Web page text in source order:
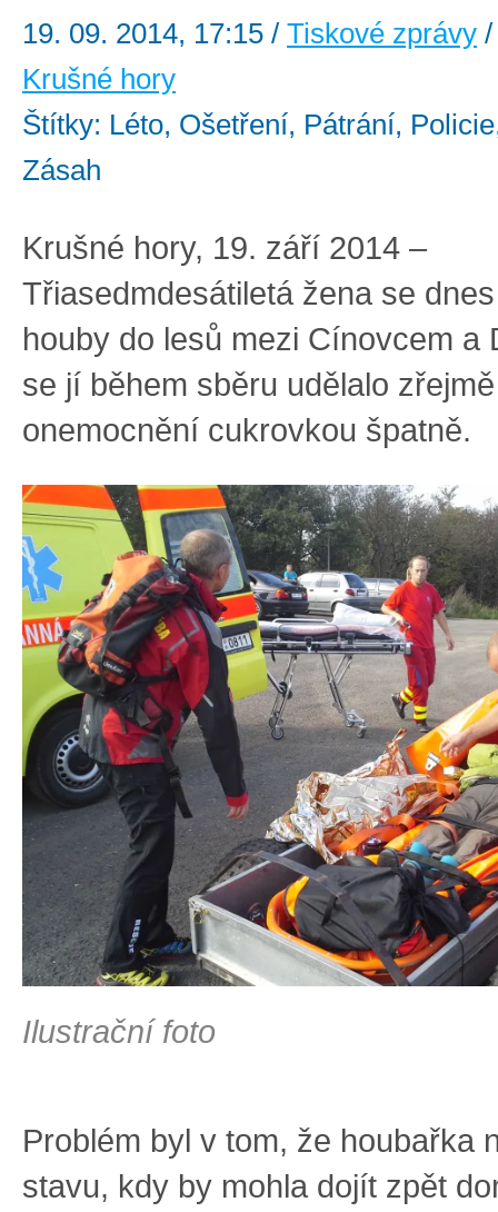
19. 09. 2014, 17:15 / Tiskové zprávy
Krušné hory
Štítky: Léto, Ošetření, Pátrání,
Zásah
Krušné hory, 19. září 2014 –
Třiasedmdesátiletá žena se
houby do lesů mezi Cínovcem a
se jí během sběru udělalo
onemocnění cukrovkou špatně.
Ilustrační foto
Problém byl v tom, že houbařka
stavu, kdy by mohla dojít zpět